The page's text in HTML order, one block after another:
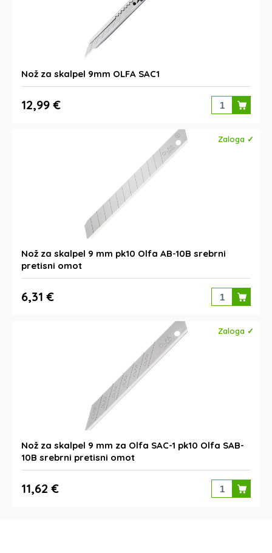
Nož za skalpel 9mm OLFA SAC1
12,99 €
Zaloga ✓
Nož za skalpel 9 mm pk10 Olfa AB-10B srebrni
pretisni omot
6,31 €
Zaloga ✓
Nož za skalpel 9 mm za Olfa SAC-1 pk10 Olfa SAB-
10B srebrni pretisni omot
11,62 €